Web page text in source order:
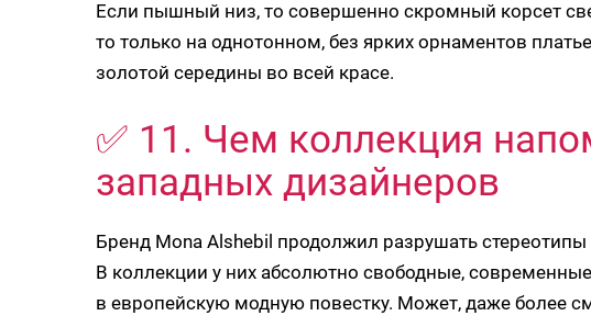
Если пышный низ, то совершенно скромный корсет
то только на однотонном, без ярких орнаментов
золотой середины во всей красе.
✅ 11. Чем коллекция
западных дизайнеров
Бренд Mona Alshebil продолжил разрушать
В коллекции у них абсолютно свободные,
в европейскую модную повестку. Может, даже более